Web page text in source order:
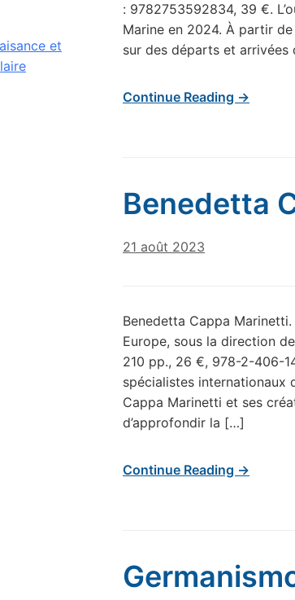
et
: 9782753592834, 39 €.
Marine en 2024. À partir
sur des départs et arrivées
Continue Reading →
Benedetta
21 août 2023
Benedetta Cappa
Europe, sous la direction
210 pp., 26 €, 978-2-406-
spécialistes internationaux
Cappa Marinetti et ses
d’approfondir la […]
Continue Reading →